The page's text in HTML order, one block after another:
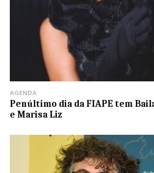
AGENDA
Penúltimo dia da FIAPE tem
e Marisa Liz